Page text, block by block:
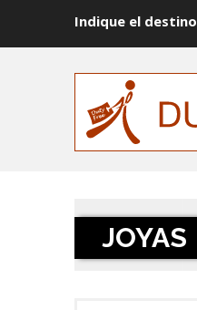
Indique el destino
JOYAS